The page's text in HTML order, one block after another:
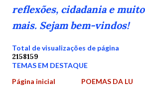
reflexões, cidadania e muito
mais. Sejam bem-vindos!
Total de visualizações de página
2158159
TEMAS EM DESTAQUE
Página inicial
POEMAS DA LU